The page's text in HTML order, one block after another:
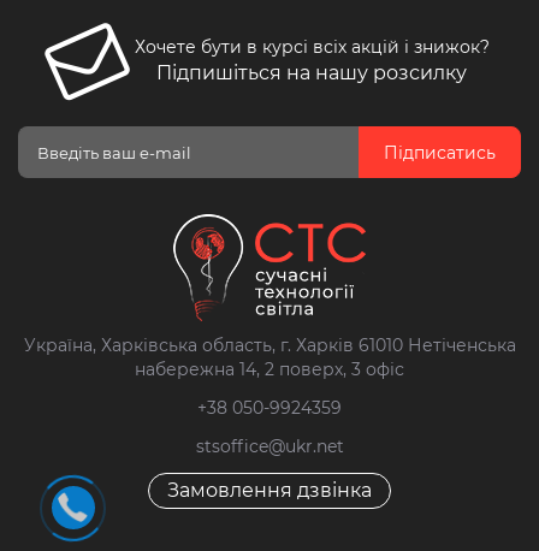
Хочете бути в курсі всіх акцій і знижок?
Підпишіться на нашу розсилку
Підписатись
Україна, Харківська область, г. Харків 61010 Нетіченська
набережна 14, 2 поверх, 3 офіс
+38 050-9924359
stsoffice@ukr.net
Замовлення дзвінка